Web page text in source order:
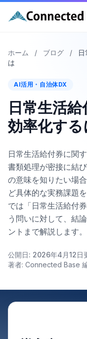
ホーム / ブログ /
は
AI活用・自治体DX
日常生活
効率化する
日常生活給付券に関
書類処理が密接に結
の意味を知りたい場
ど具体的な実務課題
では「日常生活給付
う問いに対して、結
ントまで解説します。
公開日: 2026年4月12日
著者: Connected Base